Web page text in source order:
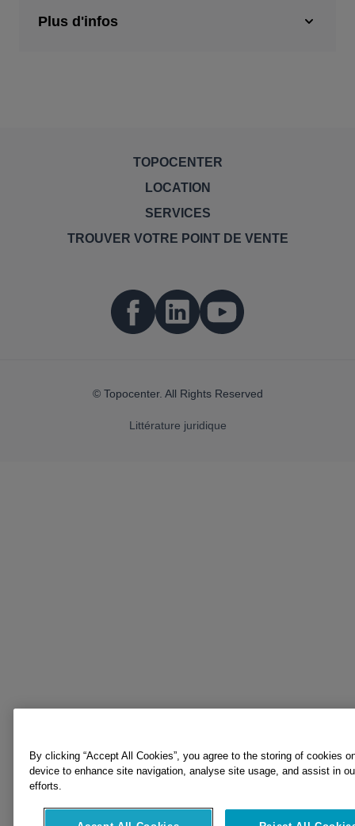
Plus d'infos
TOPOCENTER
LOCATION
SERVICES
TROUVER VOTRE POINT DE VENTE
© Topocenter. All Rights Reserved
Littérature juridique
By clicking “Accept All Cookies”, you agree to the storing of cookies
device to enhance site navigation, analyse site usage, and assist in
efforts.
Accept All Cookies Reject All